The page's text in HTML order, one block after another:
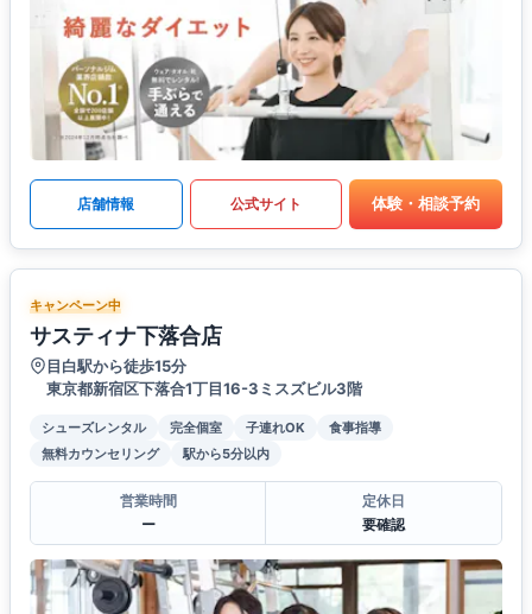
店舗情報 公式サイト 体験・相談予約
キャンペーン中
サスティナ下落合店
目白駅から徒歩15分
東京都新宿区下落合1丁目16-3ミスズビル3階
シューズレンタル 完全個室 子連れOK
食事指導
無料カウンセリング
駅から5分以内
営業時間
ー
定休日
要確認